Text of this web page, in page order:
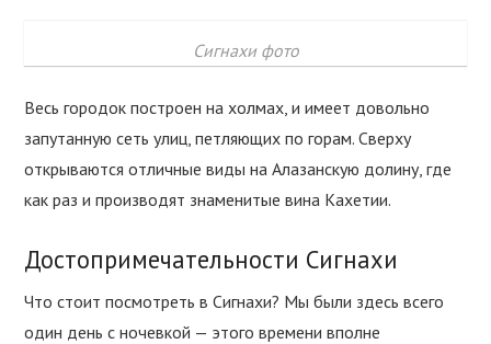
Сигнахи фото
Весь городок построен на холмах, и имеет довольно
запутанную сеть улиц, петляющих по горам. Сверху
открываются отличные виды на Алазанскую долину, где
как раз и производят знаменитые вина Кахетии.
Достопримечательности Сигнахи
Что стоит посмотреть в Сигнахи? Мы были здесь всего
один день с ночевкой — этого времени вполне